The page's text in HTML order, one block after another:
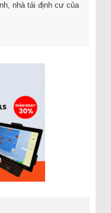
nhà tái định cư của